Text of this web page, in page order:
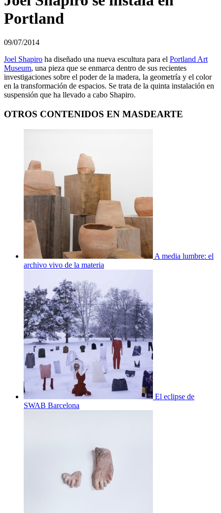
Portland
09/07/2014
Joel Shapiro ha diseñado una nueva escultura para el Portland Art
Museum, una pieza que se enmarca dentro de sus recientes
investigaciones sobre el poder de la madera, la geometría y el color
en la transformación de espacios. Se trata de la quinta instalación en
suspensión que ha llevado a cabo Shapiro.
OTROS CONTENIDOS EN MASDEARTE
A media lumbre: el
archivo vivo de la materia
El eclipse de
SWAB Barcelona